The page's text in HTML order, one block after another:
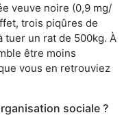
veuve noire (0,9 mg/
trois piqûres de
un rat de 500kg. À
être moins
vous en retrouviez
sociale ?